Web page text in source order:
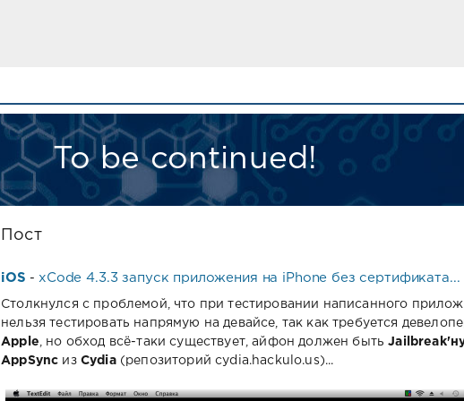
To be continued!
Пост
iOS - xCode 4.3.3 запуск приложения на iPhone без сертификата...
Столкнулся с проблемой, что при тестировании написанного
нельзя тестировать напрямую на девайсе, так как требуется
Apple, но обход всё-таки существует, айфон должен быть
AppSync из Cydia(репозиторий cydia.hackulo.us)...